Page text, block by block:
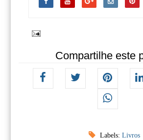
Compartilhe este
Labels: Livros